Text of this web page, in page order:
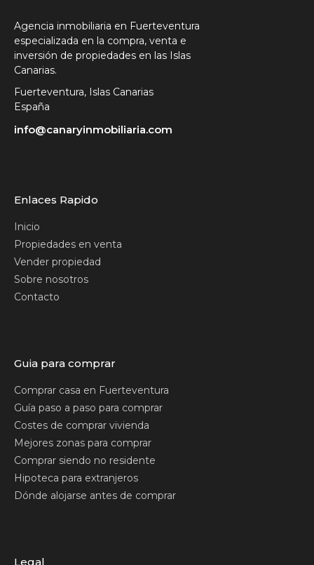
Agencia inmobiliaria en Fuerteventura
especializada en la compra, venta e
inversión de propiedades en las Islas
Canarias.
Fuerteventura, Islas Canarias
España
info@canaryinmobiliaria.com
Enlaces Rapido
Inicio
Propiedades en venta
Vender propiedad
Sobre nosotros
Contacto
Guia para comprar
Comprar casa en Fuerteventura
Guía paso a paso para comprar
Costes de comprar vivienda
Mejores zonas para comprar
Comprar siendo no residente
Hipoteca para extranjeros
Dónde alojarse antes de comprar
Legal